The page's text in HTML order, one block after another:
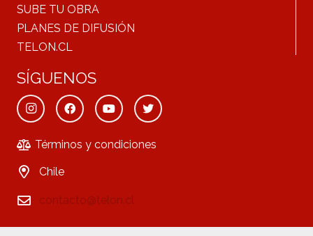
SUBE TU OBRA
PLANES DE DIFUSIÓN
TELON.CL
SÍGUENOS
Términos y condiciones
Chile
contacto@telon.cl